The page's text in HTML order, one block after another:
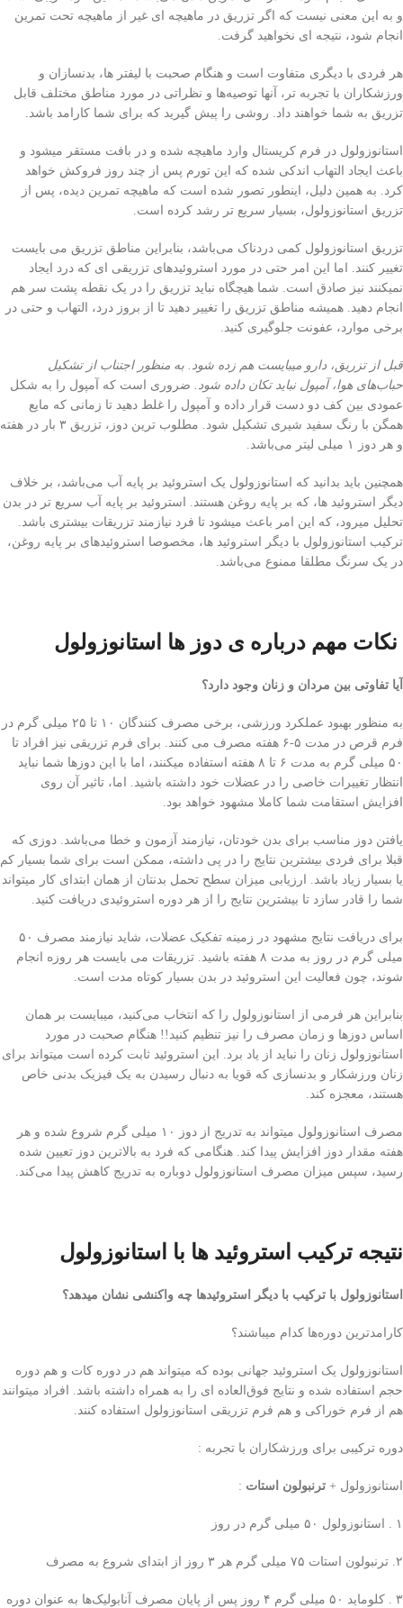
و به این معنی‌ نیست که اگر تزریق در ماهیچه ای غیر از ماهیچه تحت تمرین
انجام شود، نتیجه ای نخواهید گرفت.
هر فردی با دیگری متفاوت است و هنگام صحبت با لیفتر ها، بدنسازان و
ورزشکاران با تجربه تر، آنها توصیه‌ها و نظراتی در مورد مناطق مختلف قابل
تزریق به شما خواهند داد. روشی‌ را پیش گیرید که برای شما کارامد باشد.
استانوزولول در فرم کریستال وارد ماهیچه شده و در بافت مستقر میشود و
باعث ایجاد التهاب اندکی‌ شده که این تورم پس از چند روز فروکش خواهد
کرد. به همین دلیل، اینطور تصور شده است که ماهیچه تمرین دیده، پس از
تزریق استانوزولول، بسیار سریع تر رشد کرده است.
تزریق استانوزولول کمی‌ دردناک می‌باشد، بنابراین مناطق تزریق می بایست
تغییر کنند. اما این امر حتی در مورد استروئید‌های تزریقی ای که درد ایجاد
نمیکنند نیز صادق است. شما هیچگاه نباید تزریق را در یک نقطه پشت سر هم
انجام دهید. همیشه مناطق تزریق را تغییر دهید تا از بروز درد، التهاب و حتی در
برخی‌ موارد، عفونت جلوگیری کنید.
قبل از تزریق، دارو میبایست هم زده شود. به منظور اجتناب از تشکیل
حباب‌های هوا، آمپول نباید تکان داده شود. ضروری است که آمپول را به شکل
عمودی بین کف دو دست قرار داده و آمپول را غلط دهید تا زمانی‌ که مایع
همگن با رنگ سفید شیری تشکیل شود. مطلوب‌ ترین دوز، تزریق ۳ بار در هفته
و هر دوز ۱ میلی‌ لیتر می‌باشد.
همچنین باید بدانید که استانوزولول یک استروئید بر پایه آب می‌باشد، بر خلاف
دیگر استروئید ها، که بر پایه روغن هستند. استروئید بر پایه آب سریع تر در بدن
تحلیل میرود، که این امر باعث میشود تا فرد نیازمند تزریقات بیشتری باشد.
ترکیب استانوزولول با دیگر استروئید ها، مخصوصا استروئید‌های بر پایه روغن،
در یک سرنگ مطلقا ممنوع می‌باشد.
نکات مهم درباره ی دوز ها استانوزولول
آیا تفاوتی‌ بین مردان و زنان وجود دارد؟
به منظور بهبود عملکرد ورزشی، برخی‌ مصرف کنندگان ۱۰ تا ۲۵ میلی‌ گرم در
فرم قرص در مدت ۵-۶ هفته مصرف می کنند. برای فرم تزریقی نیز افراد تا
۵۰ میلی‌ گرم به مدت ۶ تا ۸ هفته استفاده میکنند، اما با این دوز‌ها شما نباید
انتظار تغییرات خاصی‌ را در عضلات خود داشته باشید. اما، تاثیر آن روی
افزایش استقامت شما کاملا مشهود خواهد بود.
یافتن دوز مناسب برای بدن خودتان، نیازمند آزمون و خطا می‌باشد. دوزی که
قبلا برای فردی بیشترین نتایج را در پی داشته، ممکن است برای شما بسیار کم
یا بسیار زیاد باشد. ارزیابی میزان سطح تحمل بدنتان از همان ابتدای کار میتواند
شما را قادر سازد تا بیشترین نتایج را از هر دوره استروئیدی دریافت کنید.
برای دریافت نتایج مشهود در زمینه تفکیک عضلات، شاید نیازمند مصرف ۵۰
میلی‌ گرم در روز به مدت ۸ هفته باشید. تزریقات می بایست هر روزه انجام
شوند، چون فعالیت این استروئید در بدن بسیار کوتاه مدت است.
بنابراین هر فرمی از استانوزولول را که انتخاب می‌کنید، میبایست بر همان
اساس دوز‌ها و زمان مصرف را نیز تنظیم کنید!! هنگام صحبت در مورد
استانوزولول زنان را نباید از یاد برد. این استروئید ثابت کرده است میتواند برای
زنان ورزشکار و بدنسازی که قویا به دنبال رسیدن به یک فیزیک بدنی خاص
هستند، معجزه کند.
مصرف استانوزولول میتواند به تدریج از دوز ۱۰ میلی‌ گرم شروع شده و هر
هفته مقدار دوز افزایش پیدا کند. هنگامی که فرد به بالاترین دوز تعیین شده
رسید، سپس میزان مصرف استانوزولول دوباره به تدریج کاهش پیدا می‌کند.
نتیجه ترکیب استروئید ها با استانوزولول
استانوزولول با ترکیب با دیگر استروئید‌ها چه واکنشی نشان میدهد؟
کارامد‌ترین دوره‌ها کدام میباشند؟
استانوزولول یک استروئید جهانی‌ بوده که میتواند هم در دوره کات و هم دوره
حجم استفاده شده و نتایج فوق‌العاده ای را به همراه داشته باشد. افراد میتوانند
هم از فرم خوراکی و هم فرم تزریقی استانوزولول استفاده کنند.
دوره ترکیبی‌ برای ورزشکاران با تجربه :
استانوزولول + ترنبولون استات :
۱ . استانوزولول ۵۰ میلی‌ گرم در روز
۲. ترنبولون استات ۷۵ میلی‌ گرم هر ۳ روز از ابتدای شروع به مصرف
۳ . کلوماید ۵۰ میلی‌ گرم ۴ روز پس از پایان مصرف آنابولیک‌ها به عنوان دوره